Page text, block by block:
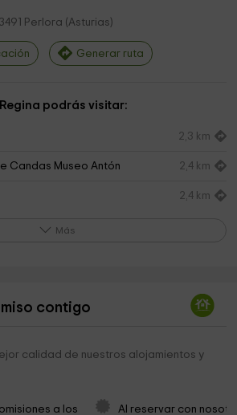
Perlora (Asturias)
Generar ruta
podrás visitar:
2,3 km
Candas Museo Antón 2,4 km
2,4 km
5,2 km
Más
contigo
calidad de nuestros alojamientos y
a los
Al reservar con